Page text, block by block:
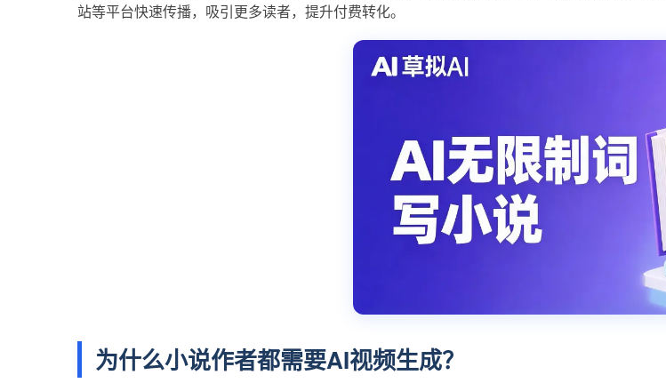
站等平台快速传播，吸引更多读者，提升付费转化。
为什么小说作者都需要AI视频生成？